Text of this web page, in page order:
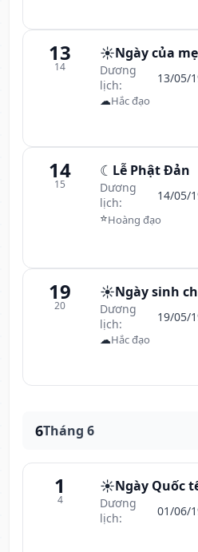
13
14
☀️Ngày của mẹ
Dương
lịch:
13/05/
☁Hắc đạo
14
15
☾ Lễ Phật Đản
Dương
lịch:
14/05/
⭐Hoàng đạo
19
20
☀️Ngày sinh
Dương
lịch:
19/05/
☁Hắc đạo
6Tháng 6
1
4
☀️Ngày Quốc
Dương
lịch:
01/06/